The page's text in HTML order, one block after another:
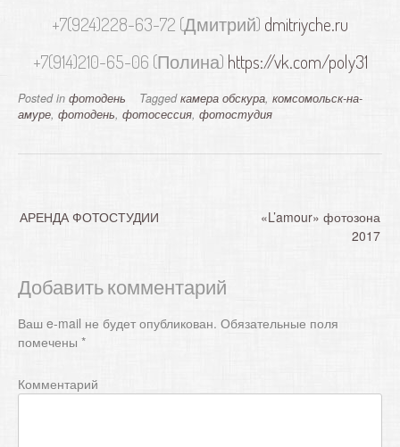
+7(924)228-63-72 (Дмитрий) dmitriyche.ru
+7(914)210-65-06 (Полина) https://vk.com/poly31
Posted in фотодень Taggedкамера обскура, комсомольск-на-
амуре, фотодень, фотосессия, фотостудия
а
и
г
а
ц
и
я
«L’amour» фотозона
2017
АРЕНДА ФОТОСТУДИИ
Добавить комментарий
Ваш e-mail не будет опубликован. Обязательные поля
помечены *
Комментарий